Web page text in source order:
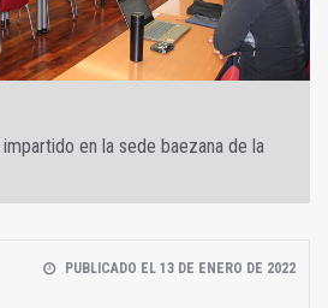
en la sede baezana de la
PUBLICADO EL 13 DE ENERO DE 2022